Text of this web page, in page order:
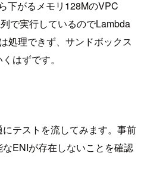
下がるメモリ128MのVPC
で実行しているのでLambda
処理できず、サンドボックス
はずです。
テストを流してみます。事前
ENIが存在しないことを確認